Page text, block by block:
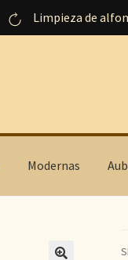
Limpieza de
Modernas